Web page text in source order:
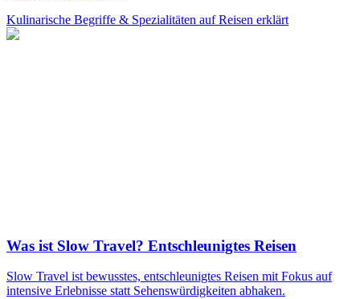
Kulinarische Begriffe & Spezialitäten auf Reisen erklärt
Was ist Slow Travel? Entschleunigtes Reisen
Slow Travel ist bewusstes, entschleunigtes Reisen mit Fokus auf
intensive Erlebnisse statt Sehenswürdigkeiten abhaken.